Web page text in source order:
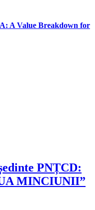
A Value Breakdown for
PNȚCD:
MINCIUNII”